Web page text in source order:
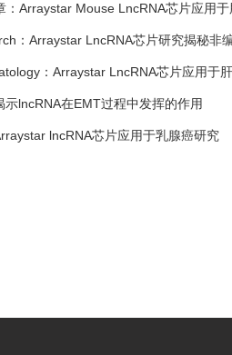
：Arraystar Mouse LncRNA芯片应用于
：Arraystar LncRNA芯片研究揭秘非
：Arraystar LncRNA芯片应用于
示lncRNA在EMT过程中发挥的作用
lncRNA芯片应用于乳腺癌研究